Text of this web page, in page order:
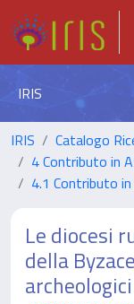
IRIS
IRIS
Catalogo
4 Contributo in
4.1 Contributo
Le diocesi
della
archeologici